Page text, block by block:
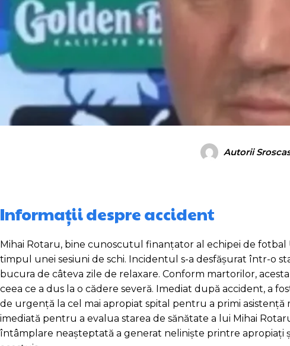
Autorii
Informații despre accident
Mihai Rotaru, bine cunoscutul finanțator al echipei de
timpul unei sesiuni de schi. Incidentul s-a desfășurat într-o
bucura de câteva zile de relaxare. Conform martorilor,
ceea ce a dus la o cădere severă. Imediat după accident, a
de urgență la cel mai apropiat spital pentru a primi
imediată pentru a evalua starea de sănătate a lui Mihai
întâmplare neașteptată a generat neliniște printre apropiați